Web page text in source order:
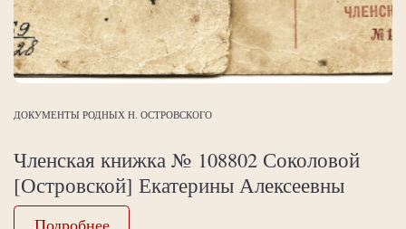
ДОКУМЕНТЫ РОДНЫХ Н. ОСТРОВСКОГО
Членская книжка № 108802 Соколовой
[Островской] Екатерины Алексеевны
Подробнее